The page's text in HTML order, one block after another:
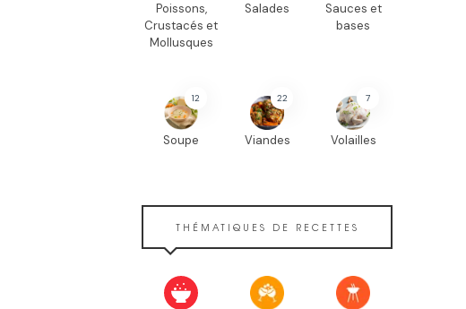
Poissons,
Crustacés et
Mollusques
Salades
Sauces et
bases
12
Soupe
22
Viandes
7
Volailles
THÉMATIQUES DE RECETTES